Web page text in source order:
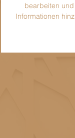
bearbeiten
Informationen